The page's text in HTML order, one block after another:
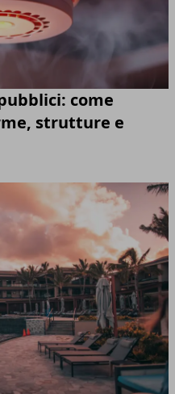
come
strutture e